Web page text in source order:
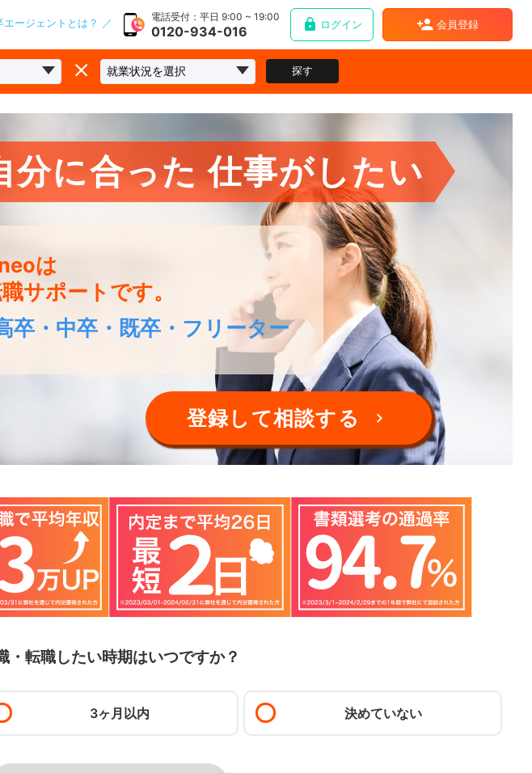
エージェントとは？ ／ 電話受付：平日 9:00 ~ 19:00
0120-934-016 ログイン 会員登録
探す
分に合った 仕事がしたい
は
サポートです。
卒・中卒・既卒・フリーター
登録して相談する
・転職したい時期はいつですか？
3ヶ月以内 決めていない